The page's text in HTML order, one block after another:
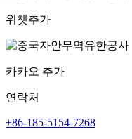
위챗추가
카카오 추가
연락처
+86-185-5154-7268